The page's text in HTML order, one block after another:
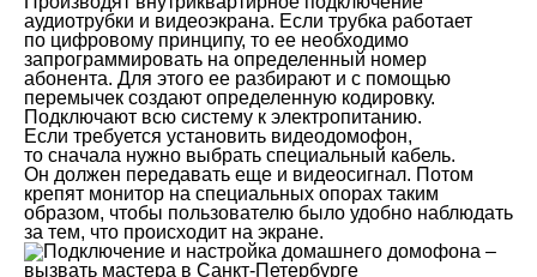
аудиотрубки и видеоэкрана. Если трубка работает
по цифровому принципу, то ее необходимо
запрограммировать на определенный номер
абонента. Для этого ее разбирают и с помощью
перемычек создают определенную кодировку.
Подключают всю систему к электропитанию.
Если требуется установить видеодомофон,
то сначала нужно выбрать специальный кабель.
Он должен передавать еще и видеосигнал. Потом
крепят монитор на специальных опорах таким
образом, чтобы пользователю было удобно наблюдать
за тем, что происходит на экране.